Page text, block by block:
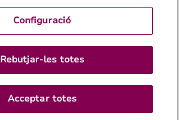
Contacte
Configuració
Rebutjar-les totes
Acceptar totes